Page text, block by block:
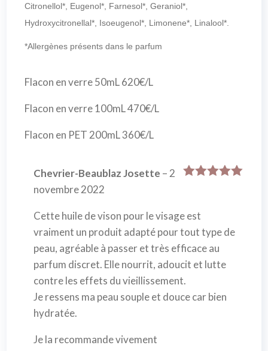
Citronellol*, Eugenol*, Farnesol*, Geraniol*,
Hydroxycitronellal*, Isoeugenol*, Limonene*, Linalool*.
*Allergènes présents dans le parfum
Flacon en verre 50mL 620€/L
Flacon en verre 100mL 470€/L
Flacon en PET 200mL 360€/L
Chevrier-Beaublaz Josette – 2
novembre 2022
Cette huile de vison pour le visage est
vraiment un produit adapté pour tout type de
peau, agréable à passer et très efficace au
parfum discret. Elle nourrit, adoucit et lutte
contre les effets du vieillissement.
Je ressens ma peau souple et douce car bien
hydratée.
Je la recommande vivement